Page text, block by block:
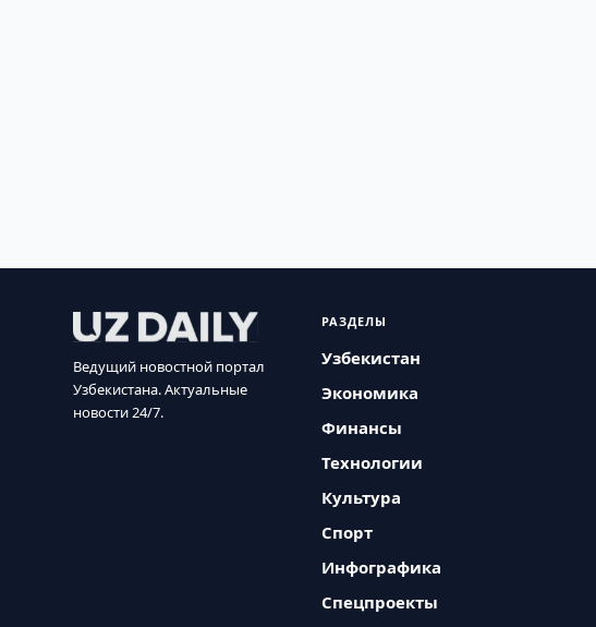
Ведущий новостной портал
Узбекистана. Актуальные
новости 24/7.
РАЗДЕЛЫ
Узбекистан
Экономика
Финансы
Технологии
Культура
Спорт
Инфографика
Спецпроекты